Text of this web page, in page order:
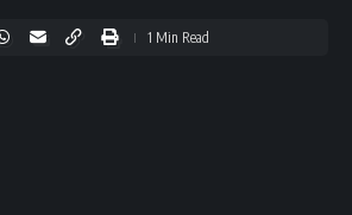
1 Min Read